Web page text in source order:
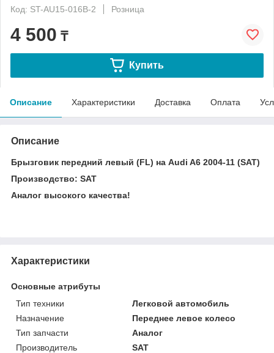
Код: ST-AU15-016B-2
Розница
4 500 ₸
Купить
Описание Характеристики Доставка Оплата
Описание
Брызговик передний левый (FL) на Audi A6 2004-11 (SAT)
Производство: SAT
Аналог высокого качества!
Характеристики
Основные атрибуты
Тип техники
Легковой автомобиль
Назначение
Переднее левое колесо
Тип запчасти
Аналог
Производитель
SAT